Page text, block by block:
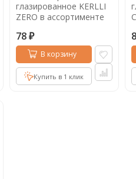
глазированное KERLLI
ZERO в ассортименте
78 ₽
В корзину
Купить в 1 клик